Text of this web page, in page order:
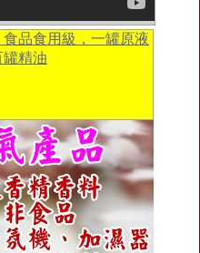
品食用級，一罐原液
精油